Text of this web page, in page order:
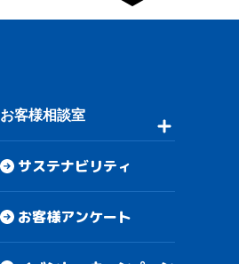
お客様相談室
サステナビリティ
お客様アンケート